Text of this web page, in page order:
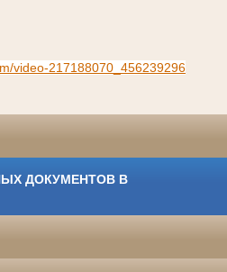
video-217188070_456239296
ДОКУМЕНТОВ В